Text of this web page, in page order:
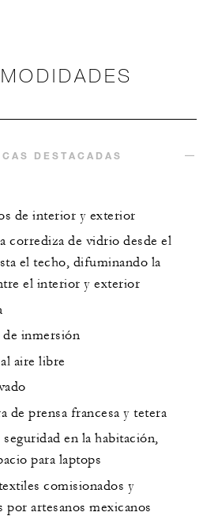
DESTACADAS
de interior y exterior
corrediza de vidrio desde el
el techo, difuminando la
el interior y exterior
de inmersión
aire libre
de prensa francesa y tetera
seguridad en la habitación,
para laptops
comisionados y
por artesanos mexicanos